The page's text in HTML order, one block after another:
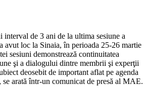
de 3 ani de la ultima sesiune a
avut loc la Sinaia, în perioada 25-26 martie
sesiuni demonstrează continuitatea
şi a dialogului dintre membrii şi experţii
deosebit de important aflat pe agenda
se arată într-un comunicat de presă al MAE.